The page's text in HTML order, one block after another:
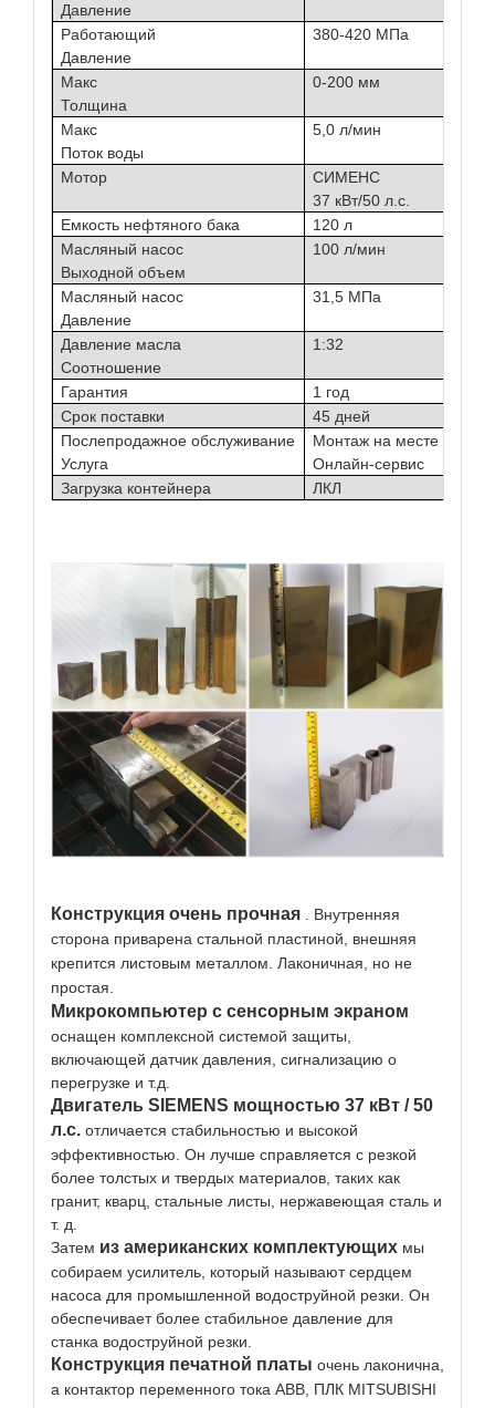
Давление
Работающий
Давление
380-420 МПа
Макс
Толщина
0-200 мм
Макс
Поток воды
5,0 л/мин
Мотор
СИМЕНС
37 кВт/50 л.с.
Емкость нефтяного бака
120 л
Масляный насос
Выходной объем
100 л/мин
Масляный насос
Давление
31,5 МПа
Давление масла
Соотношение
1:32
Гарантия
1 год
Срок поставки
45 дней
Послепродажное обслуживание
Услуга
Монтаж на месте
Онлайн-сервис
Загрузка контейнера
ЛКЛ
Конструкция очень прочная . Внутренняя
сторона приварена стальной пластиной, внешняя
крепится листовым металлом. Лаконичная, но не
простая.
Микрокомпьютер с сенсорным экраном
оснащен комплексной системой защиты,
включающей датчик давления, сигнализацию о
перегрузке и т.д.
Двигатель SIEMENS мощностью 37 кВт / 50
л.с. отличается стабильностью и высокой
эффективностью. Он лучше справляется с резкой
более толстых и твердых материалов, таких как
гранит, кварц, стальные листы, нержавеющая сталь и
т. д.
Затем из американских комплектующих мы
собираем усилитель, который называют сердцем
насоса для промышленной водоструйной резки. Он
обеспечивает более стабильное давление для
станка водоструйной резки.
Конструкция печатной платы очень лаконична,
а контактор переменного тока ABB, ПЛК MITSUBISHI